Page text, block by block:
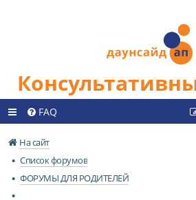
FAQ
На сайт
Список форумов
ФОРУМЫ ДЛЯ РОДИТЕЛЕЙ